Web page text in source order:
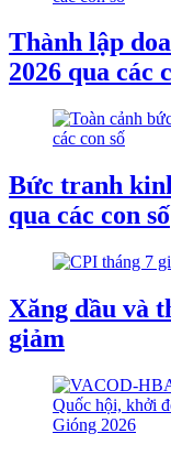
Thành lập
2026 qua các
Bức tranh
qua các con số
Xăng dầu và
giảm